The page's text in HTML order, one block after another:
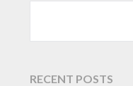
RECENT POSTS